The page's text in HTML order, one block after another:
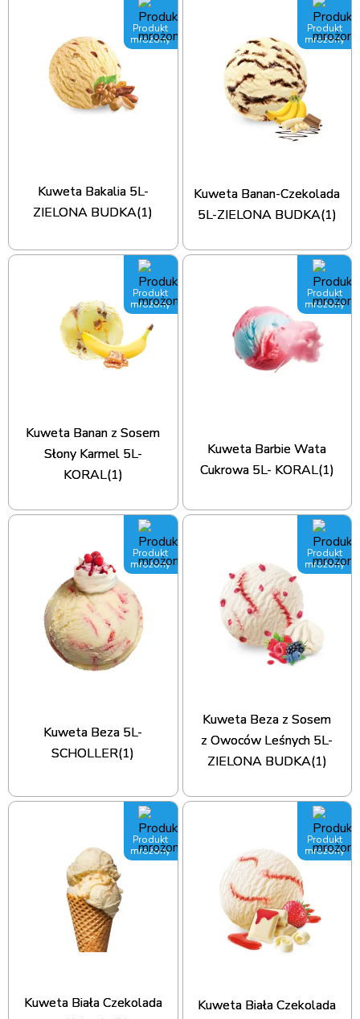
Produkt
mrożony
Kuweta Bakalia 5L-
ZIELONA BUDKA(1)
Produkt
mrożony
Kuweta Banan-Czekolada
5L-ZIELONA BUDKA(1)
Produkt
mrożony
Kuweta Banan z Sosem
Słony Karmel 5L-
KORAL(1)
Produkt
mrożony
Kuweta Barbie Wata
Cukrowa 5L- KORAL(1)
Produkt
mrożony
Kuweta Beza 5L-
SCHOLLER(1)
Produkt
mrożony
Kuweta Beza z Sosem
z Owoców Leśnych 5L-
ZIELONA BUDKA(1)
Produkt
mrożony
Kuweta Biała Czekolada
Produkt
mrożony
Kuweta Biała Czekolada